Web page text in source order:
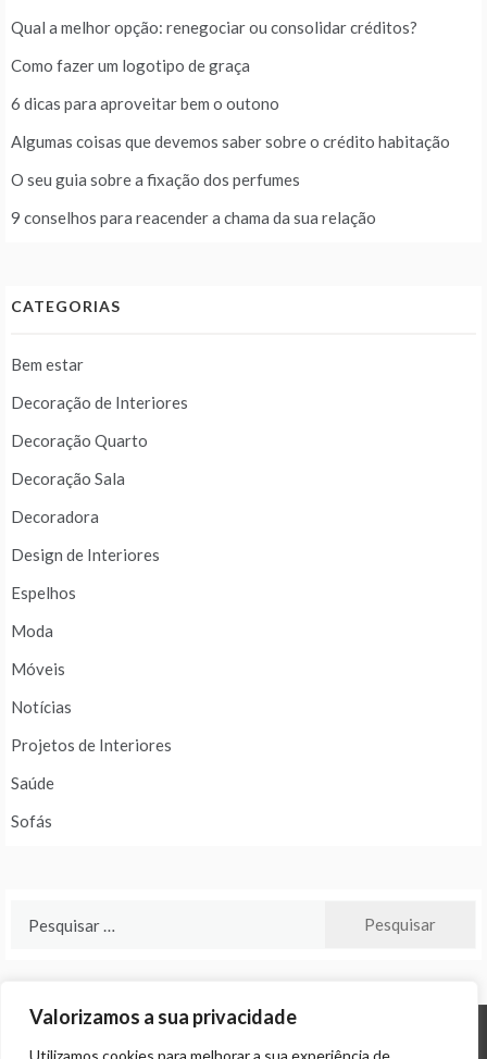
Valorizamos a sua privacidade
Utilizamos cookies para melhorar a sua experiência de
Qual a melhor opção: renegociar ou consolidar créditos?
Como fazer um logotipo de graça
6 dicas para aproveitar bem o outono
Algumas coisas que devemos saber sobre o crédito habitação
O seu guia sobre a fixação dos perfumes
9 conselhos para reacender a chama da sua relação
CATEGORIAS
Bem estar
Decoração de Interiores
Decoração Quarto
Decoração Sala
Decoradora
Design de Interiores
Espelhos
Moda
Móveis
Notícias
Projetos de Interiores
Saúde
Sofás